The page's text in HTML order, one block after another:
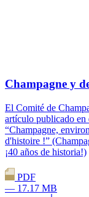
Champagne y
El Comité de
artículo publicado
“Champagne,
d'histoire !”
¡40 años de historia!)
PDF
— 17.17 MB